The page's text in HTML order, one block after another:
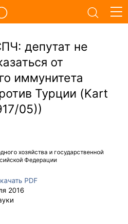
депутат не
от
иммунитета
Турции (Kart
05))
хозяйства и государственной
Федерации
PDF
2016